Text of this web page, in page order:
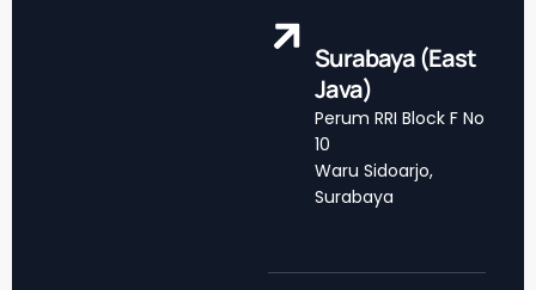
Surabaya (East
Java)
Perum RRI Block F No
10
Waru Sidoarjo,
Surabaya